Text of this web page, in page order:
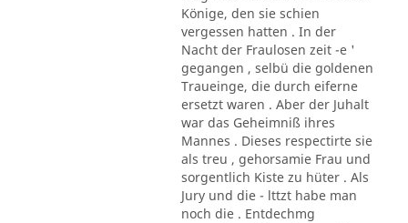
Könige, den sie schien
vergessen hatten . In der
Nacht der Fraulosen zeit -e '
gegangen , selbü die goldenen
Traueinge, die durch eiferne
ersetzt waren . Aber der Juhalt
war das Geheimniß ihres
Mannes . Dieses respectirte sie
als treu , gehorsamie Frau und
sorgentlich Kiste zu hüter . Als
Jury und die - lttzt habe man
noch die . Entdechmg